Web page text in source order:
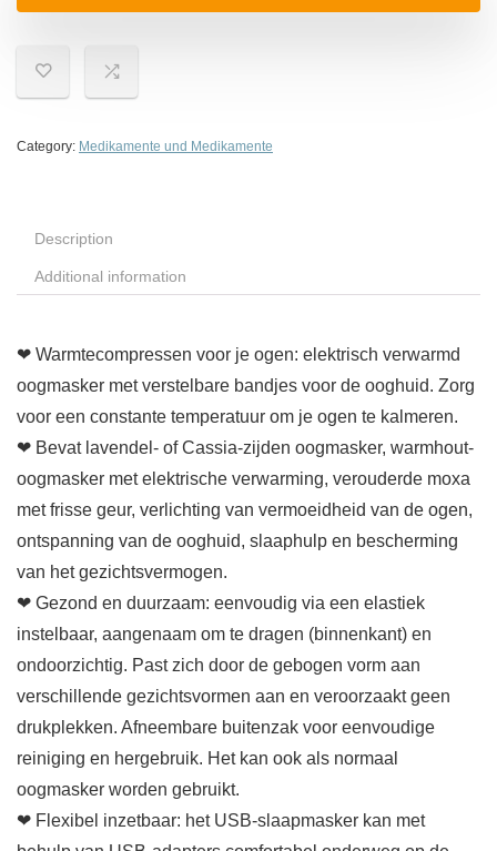
Category: Medikamente und Medikamente
Description
Additional information
❤ Warmtecompressen voor je ogen: elektrisch verwarmd
oogmasker met verstelbare bandjes voor de ooghuid. Zorg
voor een constante temperatuur om je ogen te kalmeren.
❤ Bevat lavendel- of Cassia-zijden oogmasker, warmhout-
oogmasker met elektrische verwarming, verouderde moxa
met frisse geur, verlichting van vermoeidheid van de ogen,
ontspanning van de ooghuid, slaaphulp en bescherming
van het gezichtsvermogen.
❤ Gezond en duurzaam: eenvoudig via een elastiek
instelbaar, aangenaam om te dragen (binnenkant) en
ondoorzichtig. Past zich door de gebogen vorm aan
verschillende gezichtsvormen aan en veroorzaakt geen
drukplekken. Afneembare buitenzak voor eenvoudige
reiniging en hergebruik. Het kan ook als normaal
oogmasker worden gebruikt.
❤ Flexibel inzetbaar: het USB-slaapmasker kan met